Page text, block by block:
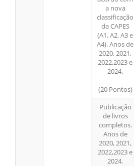
a nova
classificação
da CAPES
(A1, A2, A3 e
A4). Anos de
2020, 2021,
2022,2023 e
2024.
(20 Pontos)
Publicação
de livros
completos.
Anos de
2020, 2021,
2022,2023 e
2024.